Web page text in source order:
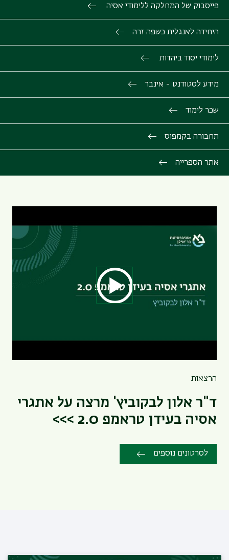
פייסבוק של המחלקה ללימודי אסיה
היחידה לאנגלית כשפה זרה
לימודי יסוד ביהדות
מידע לסטודנט - אינבר
שכר לימוד
תחבורה בקמפוס
אתר הספרייה
הרצאות
ד"ר אלון לבקוביץ' מרצה על אתגרי
אסיה בעידן טראמפ 2.0 >>>
לסרטונים נוספים